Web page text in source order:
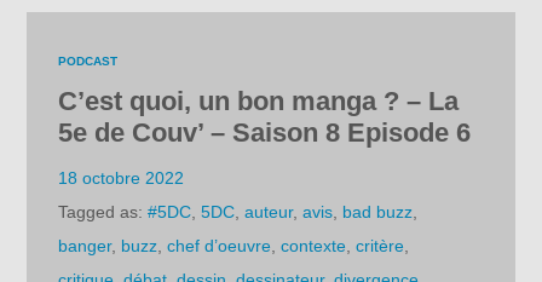
PODCAST
C’est quoi, un bon manga ? – La
5e de Couv’ – Saison 8 Episode 6
18 octobre 2022
Tagged as:#5DC ,5DC ,auteur,avis bad buzz
banger, buzz ,chef d’oeuvre ,contexte ,critère